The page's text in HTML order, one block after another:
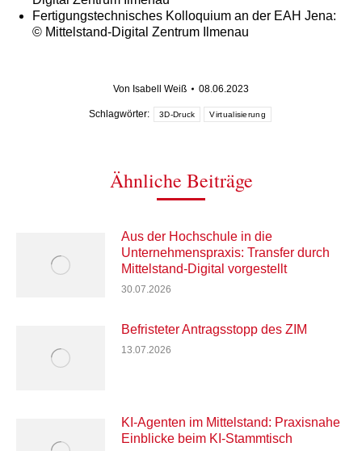
Fertigungstechnisches Kolloquium an der EAH Jena:
© Mittelstand-Digital Zentrum Ilmenau
Von Isabell Weiß 08.06.2023
Schlagwörter: 3D-Druck Virtualisierung
Ähnliche Beiträge
Aus der Hochschule in die
Unternehmenspraxis: Transfer durch
Mittelstand-Digital vorgestellt
30.07.2026
Befristeter Antragsstopp des ZIM
13.07.2026
KI-Agenten im Mittelstand: Praxisnahe
Einblicke beim KI-Stammtisch